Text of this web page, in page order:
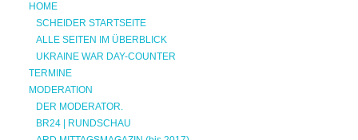
HOME
SCHEIDER STARTSEITE
ALLE SEITEN IM ÜBERBLICK
UKRAINE WAR DAY-COUNTER
TERMINE
MODERATION
DER MODERATOR.
BR24 | RUNDSCHAU